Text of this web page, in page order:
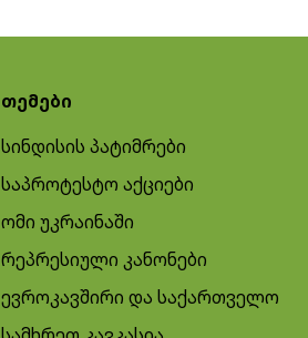
თემები
სინდისის პატიმრები
საპროტესტო აქციები
ომი უკრაინაში
რეპრესიული კანონები
ევროკავშირი და საქართველო